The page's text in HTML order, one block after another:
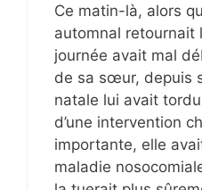
Ce matin-là, alors
automnal retournait
journée avait mal
de sa sœur, depuis
natale lui avait
d’une intervention
importante, elle
maladie